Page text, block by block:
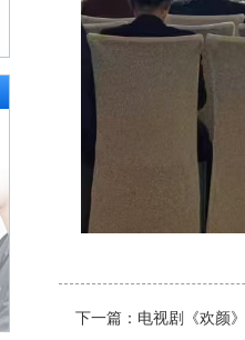
下一篇： 电视剧《欢颜